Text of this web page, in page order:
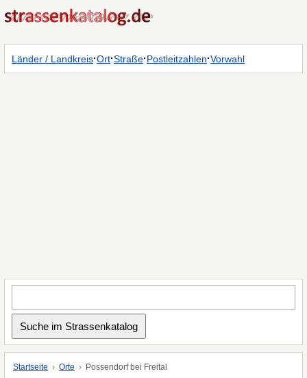
Länder / Landkreis·Ort·Straße·Postleitzahlen·Vorwahl
Startseite Orte Possendorf bei Freital